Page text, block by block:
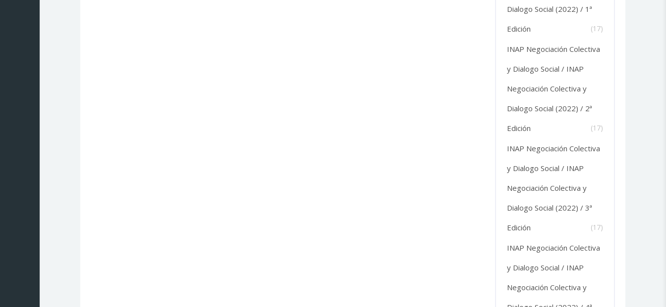
Dialogo Social (2022) / 1ª
Edición
(17)
INAP Negociación Colectiva
y Dialogo Social / INAP
Negociación Colectiva y
Dialogo Social (2022) / 2ª
Edición
(17)
INAP Negociación Colectiva
y Dialogo Social / INAP
Negociación Colectiva y
Dialogo Social (2022) / 3ª
Edición
(17)
INAP Negociación Colectiva
y Dialogo Social / INAP
Negociación Colectiva y